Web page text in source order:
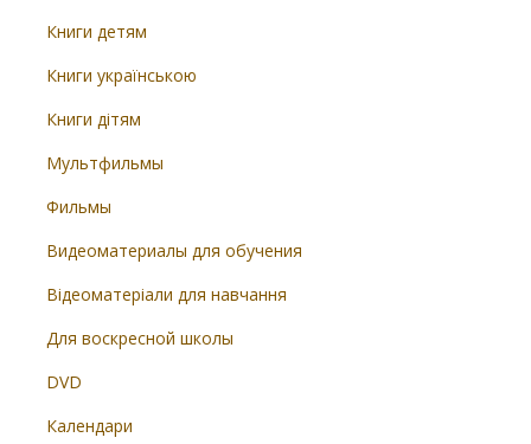
Книги детям
Книги українською
Книги дітям
Мультфильмы
Фильмы
Видеоматериалы для обучения
Відеоматеріали для навчання
Для воскресной школы
DVD
Календари